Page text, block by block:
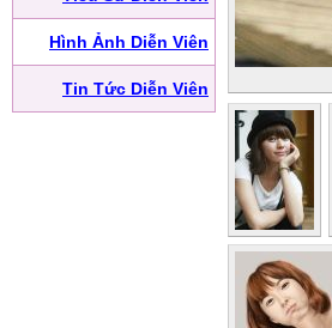
Hình Ảnh Diễn Viên
Tin Tức Diễn Viên